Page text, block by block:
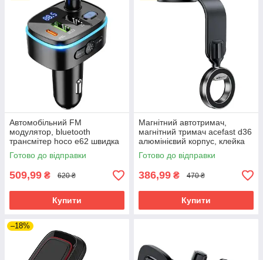
Автомобільний FM
модулятор, bluetooth
трансмітер hoco e62 швидка
зарядка 20w qc3.0 чорний
Готово до відправки
509,99 ₴ 620 ₴
Купити
Магнітний автотримач,
магнітний тримач acefast d36
алюмінієвий корпус, клейка
основа
Готово до відправки
386,99 ₴ 470 ₴
Купити
–18%